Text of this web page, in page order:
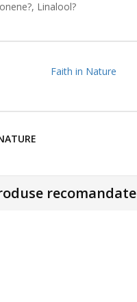
Linalool?
Faith in Nature
recomandate